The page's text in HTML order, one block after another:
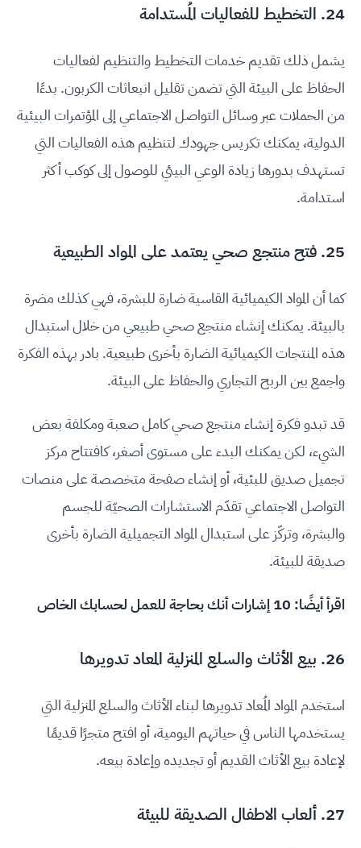
24. التخطيط للفعاليات المُستدامة
يشمل ذلك تقديم خدمات التخطيط والتنظيم لفعاليات
الحفاظ على البيئة التي تضمن تقليل انبعاثات الكربون. بدءًا
من الحملات عبر وسائل التواصل الاجتماعي إلى المؤتمرات البيئية
الدولية، يمكنك تكريس جهودك لتنظيم هذه الفعاليات التي
تستهدف بدورها زيادة الوعي البيئي للوصول إلى كوكب أكثر
استدامة.
25. فتح منتجع صحي يعتمد على المواد الطبيعية
كما أن المواد الكيميائية القاسية ضارة للبشرة، فهي كذلك مضرة
بالبيئة. يمكنك إنشاء منتجع صحي طبيعي من خلال استبدال
هذه المنتجات الكيميائية الضارة بأخرى طبيعية. بادر بهذه الفكرة
واجمع بين الربح التجاري والحفاظ على البيئة.
قد تبدو فكرة إنشاء منتجع صحي كامل صعبة ومكلفة بعض
الشيء، لكن يمكنك البدء على مستوى أصغر، كافتتاح مركز
تجميل صديق للبئية، أو إنشاء صفحة متخصصة على منصات
التواصل الاجتماعي تقدّم الاستشارات الصحيّة للجسم
والبشرة، وتركّز على استبدال المواد التجميلية الضارة بأخرى
صديقة للبيئة.
اقرأ أيضًا: 10 إشارات أنك بحاجة للعمل لحسابك الخاص
26. بيع الأثاث والسلع المنزلية المعاد تدويرها
استخدم المواد المُعاد تدويرها لبناء الأثاث والسلع المنزلية التي
يستخدمها الناس في حياتهم اليومية، أو افتح متجرًا قديمًا
لإعادة بيع الأثاث القديم أو تجديده وإعادة بيعه.
27. ألعاب الاطفال الصديقة للبيئة